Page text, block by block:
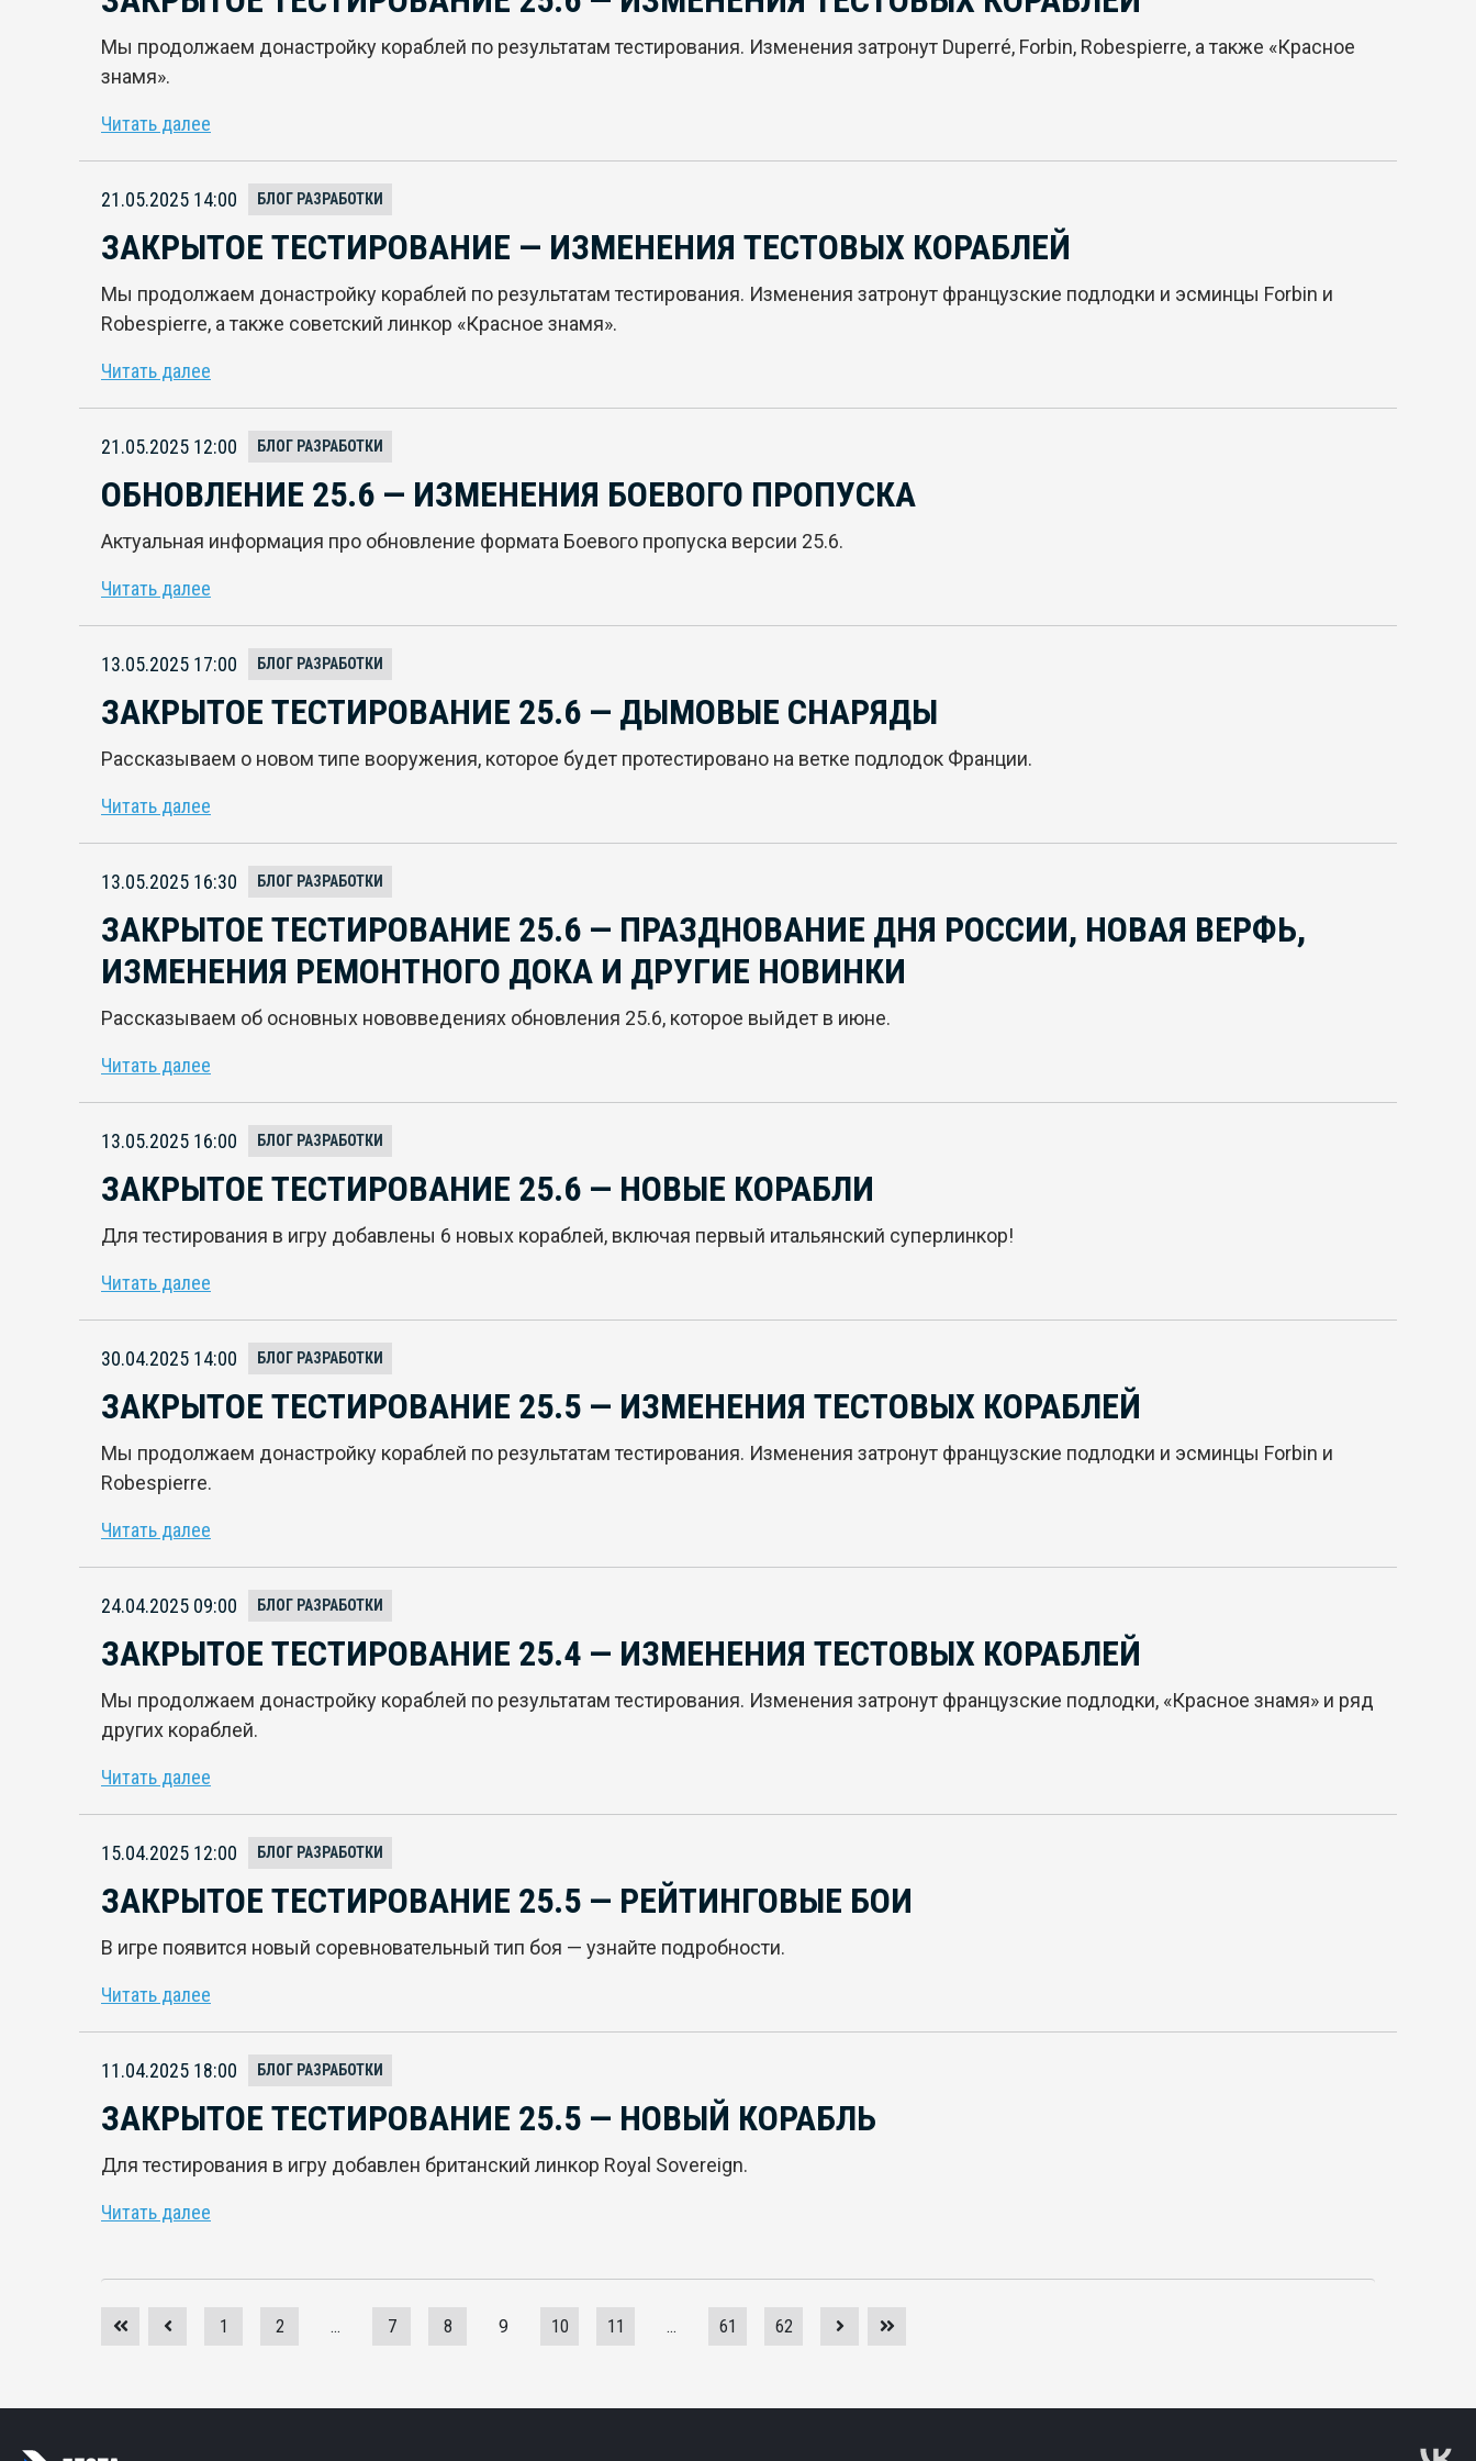
Мы продолжаем донастройку кораблей по результатам тестирования. Изменения затронут Duperré, Forbin, Robespierre, а также «Красное
знамя».
Читать далее
21.05.2025 14:00 БЛОГ РАЗРАБОТКИ
ЗАКРЫТОЕ ТЕСТИРОВАНИЕ — ИЗМЕНЕНИЯ ТЕСТОВЫХ КОРАБЛЕЙ
Мы продолжаем донастройку кораблей по результатам тестирования. Изменения затронут французские подлодки и эсминцы Forbin и
Robespierre, а также советский линкор «Красное знамя».
Читать далее
21.05.2025 12:00 БЛОГ РАЗРАБОТКИ
ОБНОВЛЕНИЕ 25.6 — ИЗМЕНЕНИЯ БОЕВОГО ПРОПУСКА
Актуальная информация про обновление формата Боевого пропуска версии 25.6.
Читать далее
13.05.2025 17:00 БЛОГ РАЗРАБОТКИ
ЗАКРЫТОЕ ТЕСТИРОВАНИЕ 25.6 — ДЫМОВЫЕ СНАРЯДЫ
Рассказываем о новом типе вооружения, которое будет протестировано на ветке подлодок Франции.
Читать далее
13.05.2025 16:30 БЛОГ РАЗРАБОТКИ
ЗАКРЫТОЕ ТЕСТИРОВАНИЕ 25.6 — ПРАЗДНОВАНИЕ ДНЯ РОССИИ, НОВАЯ ВЕРФЬ,
ИЗМЕНЕНИЯ РЕМОНТНОГО ДОКА И ДРУГИЕ НОВИНКИ
Рассказываем об основных нововведениях обновления 25.6, которое выйдет в июне.
Читать далее
13.05.2025 16:00 БЛОГ РАЗРАБОТКИ
ЗАКРЫТОЕ ТЕСТИРОВАНИЕ 25.6 — НОВЫЕ КОРАБЛИ
Для тестирования в игру добавлены 6 новых кораблей, включая первый итальянский суперлинкор!
Читать далее
30.04.2025 14:00 БЛОГ РАЗРАБОТКИ
ЗАКРЫТОЕ ТЕСТИРОВАНИЕ 25.5 — ИЗМЕНЕНИЯ ТЕСТОВЫХ КОРАБЛЕЙ
Мы продолжаем донастройку кораблей по результатам тестирования. Изменения затронут французские подлодки и эсминцы Forbin и
Robespierre.
Читать далее
24.04.2025 09:00 БЛОГ РАЗРАБОТКИ
ЗАКРЫТОЕ ТЕСТИРОВАНИЕ 25.4 — ИЗМЕНЕНИЯ ТЕСТОВЫХ КОРАБЛЕЙ
Мы продолжаем донастройку кораблей по результатам тестирования. Изменения затронут французские подлодки, «Красное знамя» и ряд
других кораблей.
Читать далее
15.04.2025 12:00 БЛОГ РАЗРАБОТКИ
ЗАКРЫТОЕ ТЕСТИРОВАНИЕ 25.5 — РЕЙТИНГОВЫЕ БОИ
В игре появится новый соревновательный тип боя — узнайте подробности.
Читать далее
11.04.2025 18:00 БЛОГ РАЗРАБОТКИ
ЗАКРЫТОЕ ТЕСТИРОВАНИЕ 25.5 — НОВЫЙ КОРАБЛЬ
Для тестирования в игру добавлен британский линкор Royal Sovereign.
Читать далее
1 2 ... 7 8 9 10 11 ... 61 62